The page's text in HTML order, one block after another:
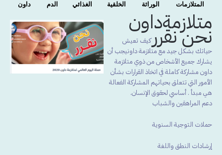
المتلازمات
الوراثة
الخلقية
الغذائي
الدم
داون
متلازمةداون
نحن نقرر كيف تعيش
حياتك بشكل جيد مع متلازمة داونيجب أن
يشارك جميع الأشخاص من ذوي متلازمة
داون مشاركة كاملة في اتخاذ القرارات بشأن
الأمور التي تتعلق بحياتهم المشاركة الفعالة
هي مبدأ . أساسي لحقوق الإنسان.
دعم المراهقين والشباب
حملات التوجية السنوية
إرشادات النطق واللغة